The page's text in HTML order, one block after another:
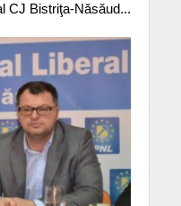
CJ Bistriţa-Năsăud...